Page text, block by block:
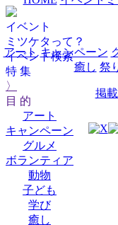
イベント
ミツケタって？
イベント検索
特 集
〉
目 的
アート
キャンペーン
グルメ
ボランティア
動物
子ども
学び
癒し
アート キャンペーン
癒し 祭
掲